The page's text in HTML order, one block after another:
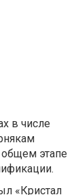
в числе
общем этапе
«Кристал